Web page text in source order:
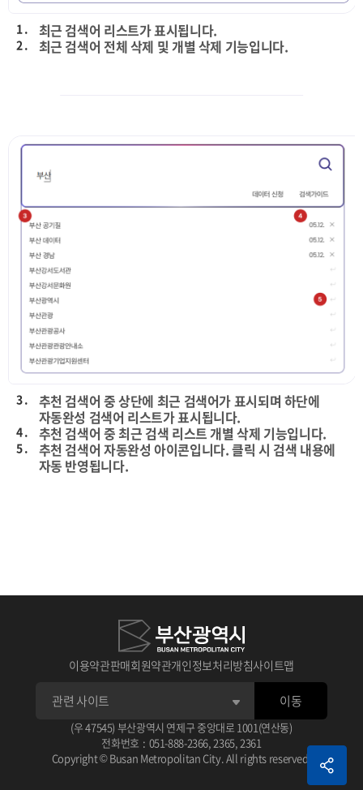
1 . 최근 검색어 리스트가 표시됩니다.
2 . 최근 검색어 전체 삭제 및 개별 삭제 기능입니다.
3 .
추천 검색어 중 상단에 최근 검색어가 표시되며 하단에
자동완성 검색어 리스트가 표시됩니다.
4 . 추천 검색어 중 최근 검색 리스트 개별 삭제 기능입니다.
5 .
추천 검색어 자동완성 아이콘입니다. 클릭 시 검색 내용에
자동 반영됩니다.
체크가 없으면 기본 상세 검색됩니다.
검색 조건으로 AND, OR, NOT으로 검색됩니다.
상세검색 후 선택한 데이터의 타이틀입니다.
아이콘 클릭 시 선택한 데이터 스크랩이 가능합니다.
선택한 데이터 평점 주기 기능입니다.
선택한 데이터 관련 정보입니다.
이용약관판매회원약관개인정보처리방침사이트맵
(우 47545) 부산광역시 연제구 중앙대로 1001(연산동)
전화번호 : 051-888-2366 2365, 2361
Copyright © Busan Metropolitan City. All rights reserved.
이동